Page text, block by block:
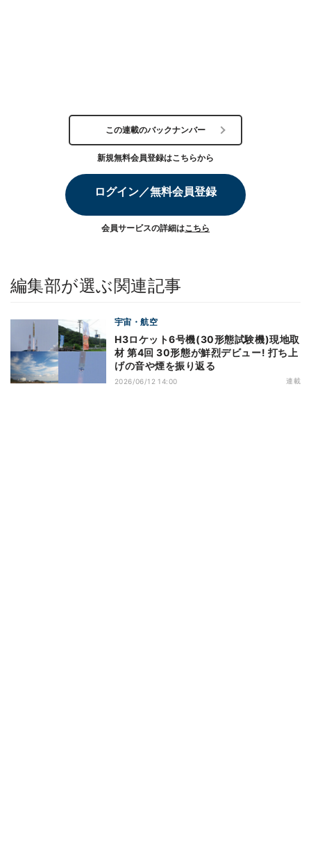
この連載のバックナンバー
新規無料会員登録はこちらから
ログイン／無料会員登録
会員サービスの詳細はこちら
編集部が選ぶ関連記事
宇宙・航空
H3ロケット6号機(30形態試験機)現地取
材 第4回 30形態が鮮烈デビュー! 打ち上
げの音や煙を振り返る
2026/06/12 14:00 連載